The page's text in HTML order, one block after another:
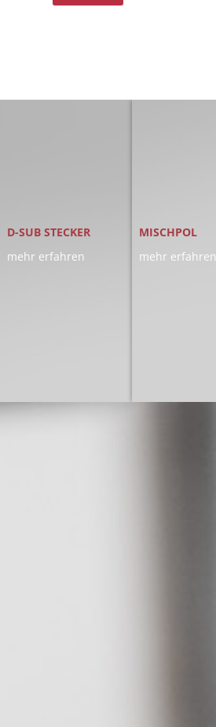
D-SUB STECKER
mehr erfahren
MISCHPOL
mehr erfahren